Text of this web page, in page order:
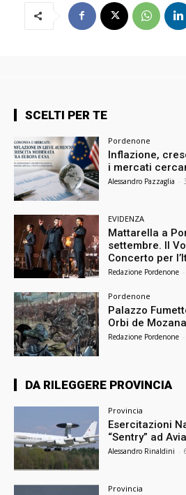
SCELTI PER TE
Pordenone
Inflazione,
i mercati
Alessandro Pazzaglia -
EVIDENZA
Mattarella a
settembre. Il
Concerto per
Redazione Pordenone -
Pordenone
Palazzo
Orbi de Mozana
Redazione Pordenone -
DA RILEGGERE PROVINCIA
Provincia
Esercitazioni
“Sentry” ad
Alessandro Rinaldini -
Provincia